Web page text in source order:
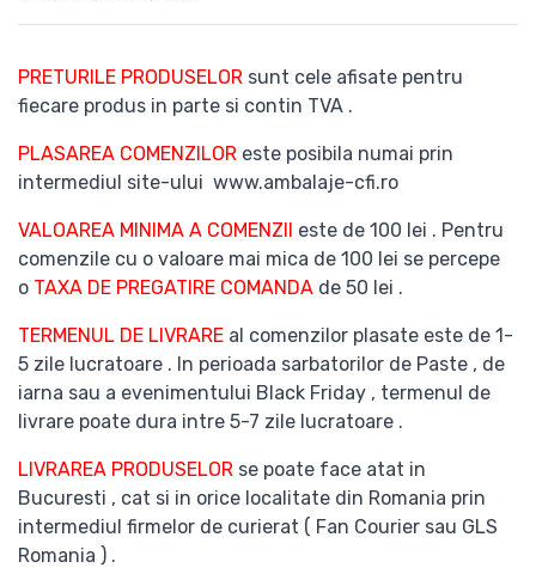
PRETURILE PRODUSELOR sunt cele afisate pentru
fiecare produs in parte si contin TVA .
PLASAREA COMENZILOR este posibila numai prin
intermediul site-ului www.ambalaje-cfi.ro
VALOAREA MINIMA A COMENZII este de 100 lei . Pentru
comenzile cu o valoare mai mica de 100 lei se percepe
o TAXA DE PREGATIRE COMANDA de 50 lei .
TERMENUL DE LIVRARE al comenzilor plasate este de 1-
5 zile lucratoare . In perioada sarbatorilor de Paste , de
iarna sau a evenimentului Black Friday , termenul de
livrare poate dura intre 5-7 zile lucratoare .
LIVRAREA PRODUSELOR se poate face atat in
Bucuresti , cat si in orice localitate din Romania prin
intermediul firmelor de curierat ( Fan Courier sau GLS
Romania ) .